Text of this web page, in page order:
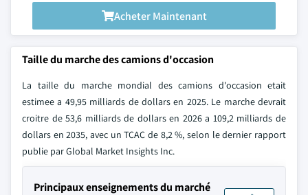
Acheter Maintenant
Taille du marche des camions d'occasion
La taille du marche mondial des camions d'occasion etait
estimee a 49,95 milliards de dollars en 2025. Le marche devrait
croitre de 53,6 milliards de dollars en 2026 a 109,2 milliards de
dollars en 2035, avec un TCAC de 8,2 %, selon le dernier rapport
publie par Global Market Insights Inc.
Principaux enseignements du marché